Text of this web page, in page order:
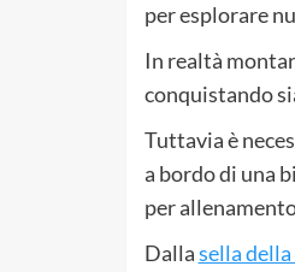
per esplorare
In realtà
conquistando
Tuttavia è
a bordo di una
per
Dallasella